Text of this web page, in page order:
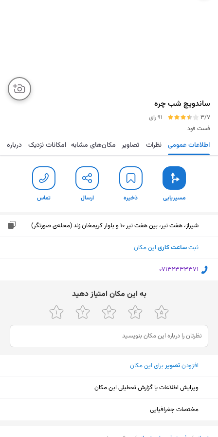
ساندویچ شب چره
3/7
91 رای
فست فود
مسیریابی ذخیره ارسال تماس اطلاعات عمومی نظرات تصاویر مکان‌های مشابه امکانات نزدیک درباره
مسیریابی ذخیره ارسال تماس
شیراز، هفت تیر، بین هفت تیر 10 و بلوار کریمخان زند (محله‌ی صورتگر)
ثبتساعت کاری این مکان
‎07132333371
ﺑﻪ اﯾﻦ ﻣﮑﺎن اﻣﺘﯿﺎز دﻫﯿﺪ
افزودنتصویربرای این مکان
ویرایش اطلاعات یا گزارش تعطیلی این مکان
مختصات جغرافیایی